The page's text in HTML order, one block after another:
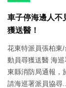
車子停海邊人不
獲送醫！
花東特派員張柏東
動員尋獲送醫 海
東縣消防局通報，
請海巡署派員協尋...